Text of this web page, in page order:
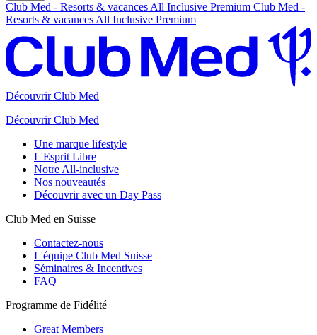
Club Med - Resorts & vacances All Inclusive Premium Club Med -
Resorts & vacances All Inclusive Premium
Découvrir Club Med
Découvrir Club Med
Une marque lifestyle
L'Esprit Libre
Notre All-inclusive
Nos nouveautés
Découvrir avec un Day Pass
Club Med en Suisse
Contactez-nous
L'équipe Club Med Suisse
Séminaires & Incentives
FAQ
Programme de Fidélité
Great Members